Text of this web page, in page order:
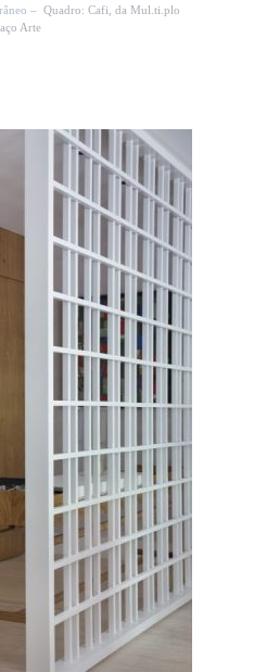
– Quadro: Cafi, da Mul.ti.plo
Arte